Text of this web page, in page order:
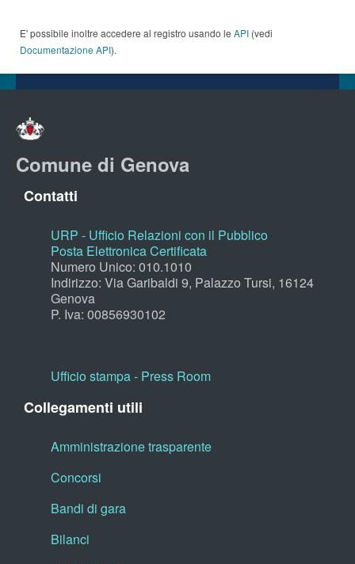
E' possibile inoltre accedere al registro usando le API (vedi
Documentazione API).
Comune di Genova
Contatti
URP - Ufficio Relazioni con il Pubblico
Posta Elettronica Certificata
Numero Unico: 010.1010
Indirizzo: Via Garibaldi 9, Palazzo Tursi, 16124
Genova
P. Iva: 00856930102
Ufficio stampa - Press Room
Collegamenti utili
Amministrazione trasparente
Concorsi
Bandi di gara
Bilanci